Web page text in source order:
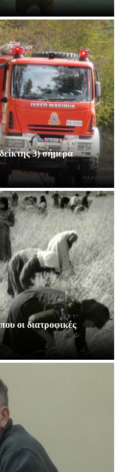
3) σήμερα
οι διατροφικές